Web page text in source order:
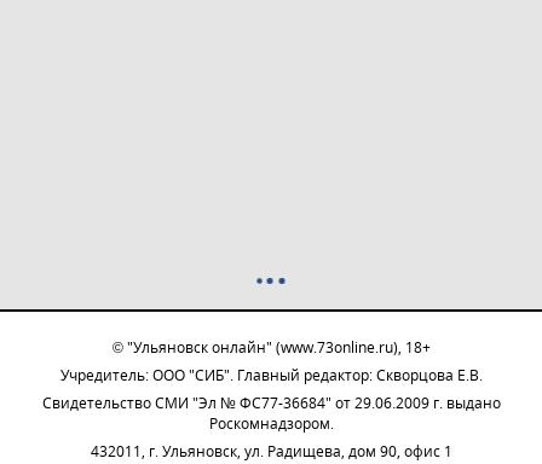
© "Ульяновск онлайн" (www.73online.ru), 18+
Учредитель: ООО "СИБ". Главный редактор: Скворцова Е.В.
Свидетельство СМИ "Эл № ФС77-36684" от 29.06.2009 г. выдано
Роскомнадзором.
432011, г. Ульяновск, ул. Радищева, дом 90, офис 1